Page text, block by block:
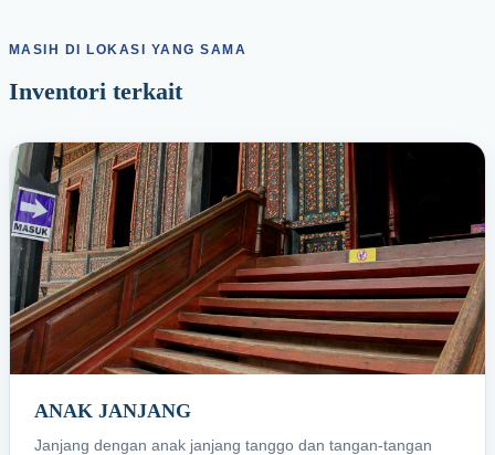
MASIH DI LOKASI YANG SAMA
Inventori terkait
ANAK JANJANG
Janjang dengan anak janjang tanggo dan tangan-tangan